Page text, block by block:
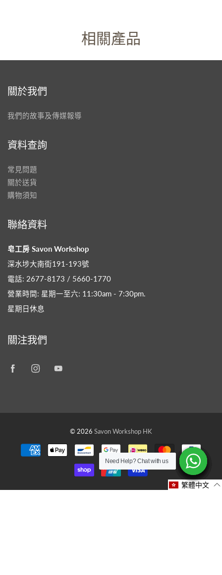
相關產品
關於我們
我們的故事及傳媒報導
資料查詢
常見問題
關於送貨
購物須知
聯絡資料
皂工房 Savon Workshop
深水埗大南街191-193號
電話: 2677-8173 / 5660-1770
營業時間: 星期一至六: 11:30am - 7:30pm​.
星期日休息
關注我們
© 2026 Savon Workshop HK
Need Help? Chat with us
Need Help? Chat with us
Need Help? Chat with us
Need Help? Chat with us
Need Help? Chat with us
Need Help? Chat with us
Need Help? Chat with us
Need Help? Chat with us
繁體中文